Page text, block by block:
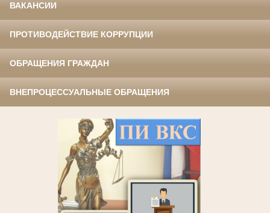
ВАКАНСИИ
ПРОТИВОДЕЙСТВИЕ КОРРУПЦИИ
ОБРАЩЕНИЯ ГРАЖДАН
ВНЕПРОЦЕССУАЛЬНЫЕ ОБРАЩЕНИЯ